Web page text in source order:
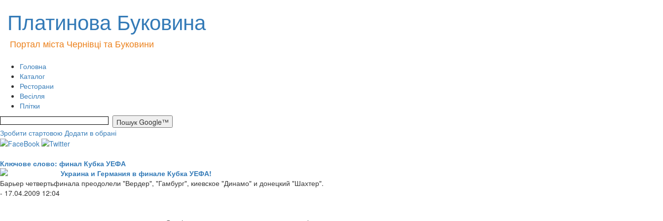
Платинова Буковина
Портал міста Чернівці та Буковини
Головна
Каталог
Ресторани
Весілля
Плітки
Зробити стартовою Додати в обрані
Ключове слово: финал Кубка УЕФА
Украина и Германия в финале Кубка УЕФА!
Барьер четвертьфинала преодолели "Вердер", "Гамбург", киевское "Динамо" и донецкий "Шахтер".
- 17.04.2009 12:04